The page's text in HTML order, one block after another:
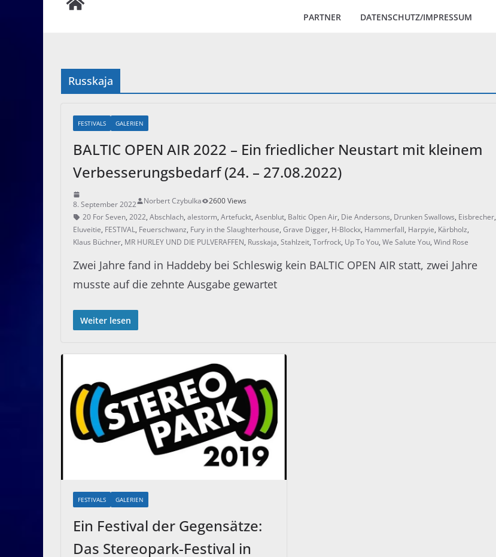
PARTNER DATENSCHUTZ/IMPRESSUM
Russkaja
FESTIVALS GALERIEN
BALTIC OPEN AIR 2022 – Ein friedlicher Neustart mit kleinem
Verbesserungsbedarf (24. – 27.08.2022)
8. September 2022 Norbert Czybulka
2600 Views
20 For Seven, 2022, Abschlach, alestorm, Artefuckt, Asenblut, Baltic Open Air, Die Andersons, Drunken Swallows, Eisbrecher,
Eluveitie, FESTIVAL, Feuerschwanz, Fury in the Slaughterhouse, Grave Digger, H-Blockx, Hammerfall, Harpyie, Kärbholz,
Klaus Büchner, MR HURLEY UND DIE PULVERAFFEN, Russkaja, Stahlzeit, Torfrock, Up To You, We Salute You, Wind Rose
Zwei Jahre fand in Haddeby bei Schleswig kein BALTIC OPEN AIR statt, zwei Jahre
musste auf die zehnte Ausgabe gewartet
Weiter lesen
FESTIVALS GALERIEN
Ein Festival der Gegensätze:
Das Stereopark-Festival in